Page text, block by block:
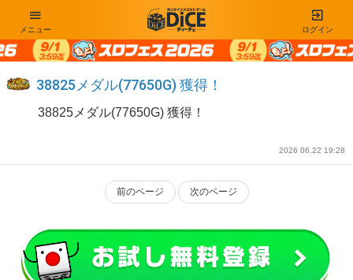
ログイン
メニュー
38825メダル(77650G) 獲得！
38825メダル(77650G) 獲得！
2026 06.22 19:28
前のページ 次のページ